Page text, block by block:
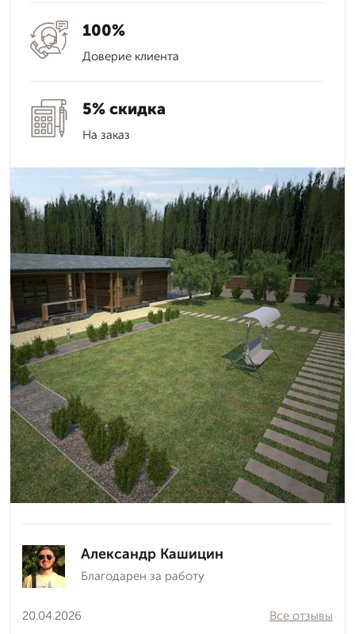
100%
Доверие клиента
5% скидка
На заказ
Александр Кашицин
Благодарен за работу
20.04.2026
Все отзывы